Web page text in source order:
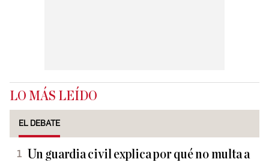
LO MÁS LEÍDO
EL DEBATE
Un guardia civil explica por qué no multa a